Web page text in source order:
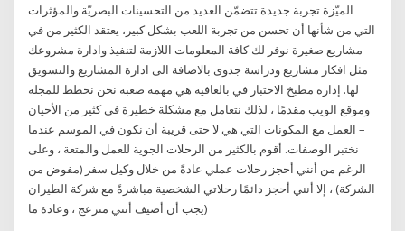
الميّزة تجربة جديدة تتضمّن العديد من التحسينات البصريّة والمؤثرات
التي من شأنها أن تحسن من تجربة اللعب بشكل كبير، يعتقد الكثير من في
مشاريع صغيرة نوفر لك كافة المعلومات اللازمة لتنفيذ وادارة مشروعك
مثل افكار مشاريع ودراسة جدوى بالاضافة الى ادارة المشاريع والتسويق
لها. إدارة مطبخ الاختبار في بالعافية هي مهمة صعبة نحن نخطط للمجلة
وموقع الويب مقدمًا ، لذلك نتعامل مع مشكلة خطيرة في كثير من الأحيان
– العمل مع المكونات التي هي لا حتى قريبة أن نكون في الموسم عندما
نختبر الوصفات. أقوم بالكثير من الرحلات الجوية للعمل والمتعة ، وعلى
الرغم من أنني أحجز رحلات عملي عادةً من خلال وكيل سفر (مفوض من
الشركة) ، إلا أنني أحجز دائمًا رحلاتي الشخصية مباشرةً مع شركة الطيران
(يجب أن أضيف أنني منزعج ، وعادة ما